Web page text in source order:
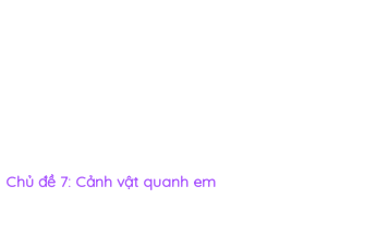
Chủ đề 7: Cảnh vật quanh em